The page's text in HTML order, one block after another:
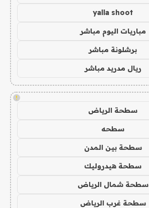
yalla shoot
مباريات اليوم مباشر
برشلونة مباشر
ريال مدريد مباشر
!
سطحة الرياض
سطحه
سطحة بين المدن
سطحة هيدروليك
سطحة شمال الرياض
سطحة غرب الرياض